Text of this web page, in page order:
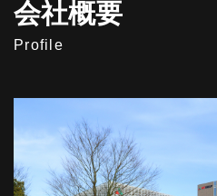
会社概要
Profile